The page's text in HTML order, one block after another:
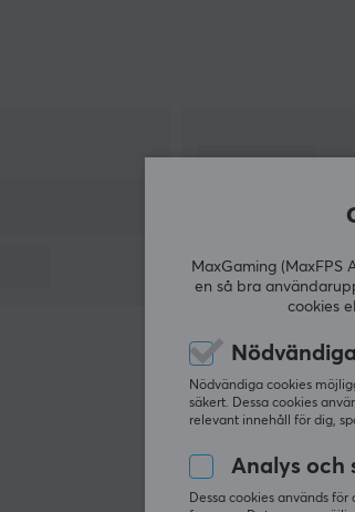
MaxGaming (MaxFPS
en så bra
cookies
Nödvändiga
Nödvändiga cookies
säkert. Dessa cookies
relevant innehåll för dig,
Analys och
Dessa cookies används